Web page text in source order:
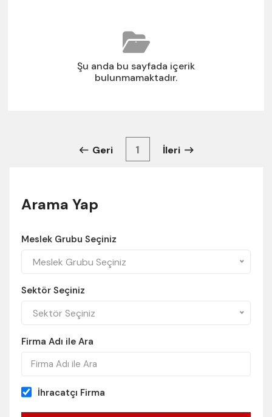
Arama Yap
Meslek Grubu Seçiniz
Meslek Grubu Seçiniz
Sektör Seçiniz
Sektör Seçiniz
Firma Adı ile Ara
İhracatçı Firma
Şu anda bu sayfada içerik
bulunmamaktadır.
Geri 1 İleri